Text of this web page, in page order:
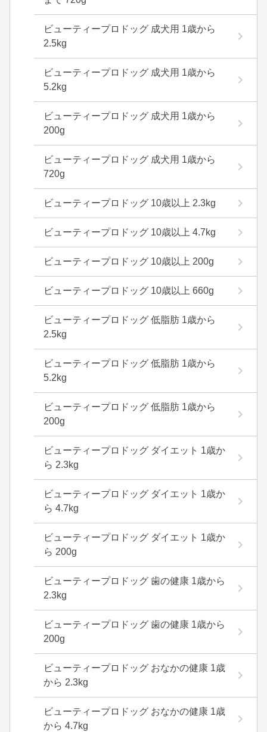
ビューティープロドッグ 成犬用 1歳から
2.5kg
ビューティープロドッグ 成犬用 1歳から
5.2kg
ビューティープロドッグ 成犬用 1歳から
200g
ビューティープロドッグ 成犬用 1歳から
720g
ビューティープロドッグ 10歳以上 2.3kg
ビューティープロドッグ 10歳以上 4.7kg
ビューティープロドッグ 10歳以上 200g
ビューティープロドッグ 10歳以上 660g
ビューティープロドッグ 低脂肪 1歳から
2.5kg
ビューティープロドッグ 低脂肪 1歳から
5.2kg
ビューティープロドッグ 低脂肪 1歳から
200g
ビューティープロドッグ ダイエット 1歳か
ら 2.3kg
ビューティープロドッグ ダイエット 1歳か
ら 4.7kg
ビューティープロドッグ ダイエット 1歳か
ら 200g
ビューティープロドッグ 歯の健康 1歳から
2.3kg
ビューティープロドッグ 歯の健康 1歳から
200g
ビューティープロドッグ おなかの健康 1歳
から 2.3kg
ビューティープロドッグ おなかの健康 1歳
から 4.7kg